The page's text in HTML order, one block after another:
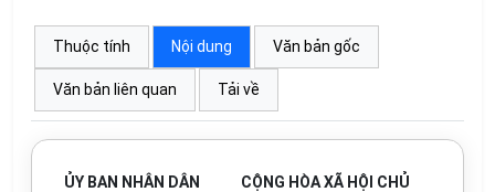
Thuộc tính Nội dung Văn bản gốc
Văn bản liên quan Tải về
ỦY BAN NHÂN DÂN
CỘNG HÒA XÃ HỘI CHỦ